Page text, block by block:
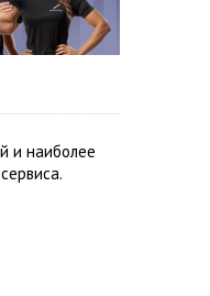
и наиболее